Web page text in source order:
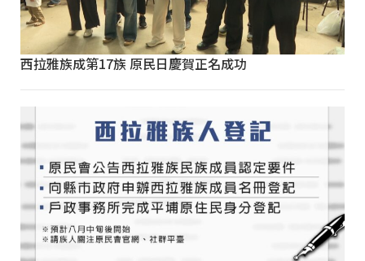
西拉雅族成第17族 原民日慶賀正名成功